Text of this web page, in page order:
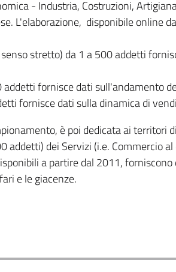
- Industria, Costruzioni,
L'elaborazione, disponibile online
stretto) da 1 a 500 addetti
addetti fornisce dati sull'andamento
fornisce dati sulla dinamica di
è poi dedicata ai territori
addetti) dei Servizi (i.e. Commercio
a partire dal 2011,
e le giacenze.